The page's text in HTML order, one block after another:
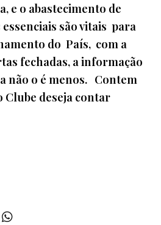
e o abastecimento de
são vitais para
do País, com a
fechadas, a informação
não o é menos. Contem
Clube deseja contar